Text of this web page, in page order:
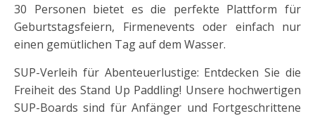
30 Personen bietet es die perfekte Plattform für
Geburtstagsfeiern, Firmenevents oder einfach nur
einen gemütlichen Tag auf dem Wasser.
SUP-Verleih für Abenteuerlustige: Entdecken Sie die
Freiheit des Stand Up Paddling! Unsere hochwertigen
SUP-Boards sind für Anfänger und Fortgeschrittene